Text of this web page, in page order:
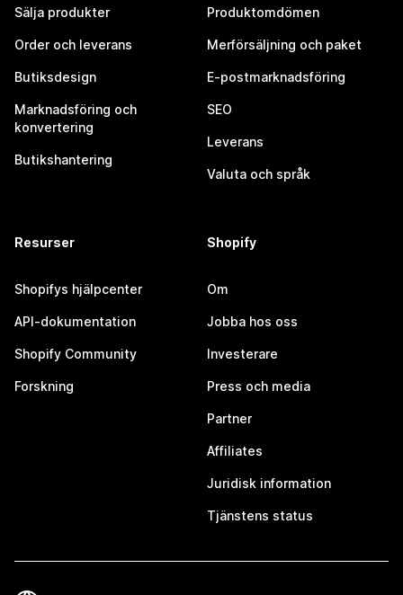
Sälja produkter
Order och leverans
Butiksdesign
Marknadsföring och
konvertering
Butikshantering
Produktomdömen
Merförsäljning och paket
E-postmarknadsföring
SEO
Leverans
Valuta och språk
Resurser
Shopifys hjälpcenter
API-dokumentation
Shopify Community
Forskning
Shopify
Om
Jobba hos oss
Investerare
Press och media
Partner
Affiliates
Juridisk information
Tjänstens status